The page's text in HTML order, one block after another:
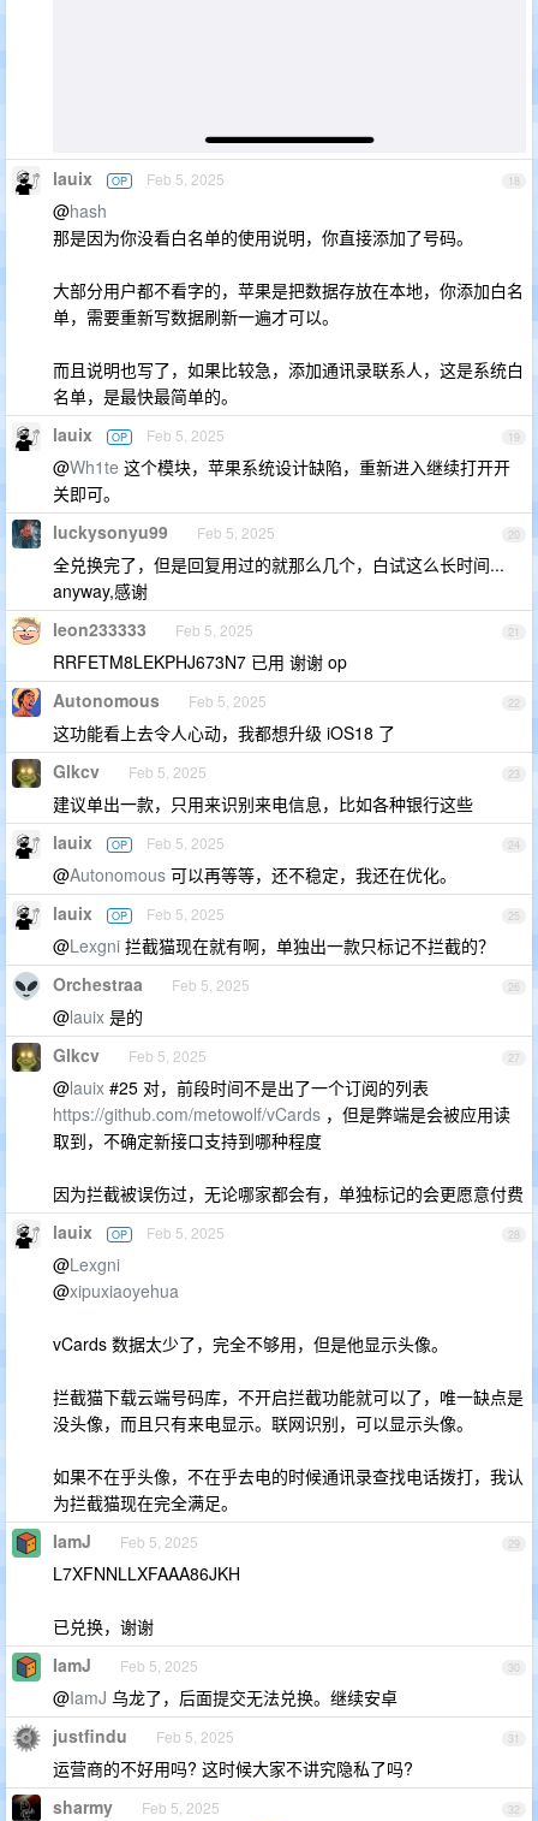
18
lauix OP Feb 5, 2025
@hash
那是因为你没看白名单的使用说明，你直接添加了号码。
大部分用户都不看字的，苹果是把数据存放在本地，你添加白名
单，需要重新写数据刷新一遍才可以。
而且说明也写了，如果比较急，添加通讯录联系人，这是系统白
名单，是最快最简单的。
19
lauix OP Feb 5, 2025
@Wh1te 这个模块，苹果系统设计缺陷，重新进入继续打开开
关即可。
20
luckysonyu99 Feb 5, 2025
全兑换完了，但是回复用过的就那么几个，白试这么长时间...
anyway,感谢
21
leon233333 Feb 5, 2025
RRFETM8LEKPHJ673N7 已用 谢谢 op
22
Autonomous Feb 5, 2025
这功能看上去令人心动，我都想升级 iOS18 了
23
Glkcv Feb 5, 2025
建议单出一款，只用来识别来电信息，比如各种银行这些
24
lauix OP Feb 5, 2025
@Autonomous 可以再等等，还不稳定，我还在优化。
25
lauix OP Feb 5, 2025
@Lexgni 拦截猫现在就有啊，单独出一款只标记不拦截的？
26
Orchestraa Feb 5, 2025
@lauix 是的
27
Glkcv Feb 5, 2025
@lauix #25 对，前段时间不是出了一个订阅的列表
https://github.com/metowolf/vCards ，但是弊端是会被应用读
取到，不确定新接口支持到哪种程度
因为拦截被误伤过，无论哪家都会有，单独标记的会更愿意付费
28
lauix OP Feb 5, 2025
@Lexgni
@xipuxiaoyehua
vCards 数据太少了，完全不够用，但是他显示头像。
拦截猫下载云端号码库，不开启拦截功能就可以了，唯一缺点是
没头像，而且只有来电显示。联网识别，可以显示头像。
如果不在乎头像，不在乎去电的时候通讯录查找电话拨打，我认
为拦截猫现在完全满足。
29
IamJ Feb 5, 2025
L7XFNNLLXFAAA86JKH
已兑换，谢谢
30
IamJ Feb 5, 2025
@IamJ 乌龙了，后面提交无法兑换。继续安卓
31
justfindu Feb 5, 2025
运营商的不好用吗? 这时候大家不讲究隐私了吗?
32
sharmy Feb 5, 2025